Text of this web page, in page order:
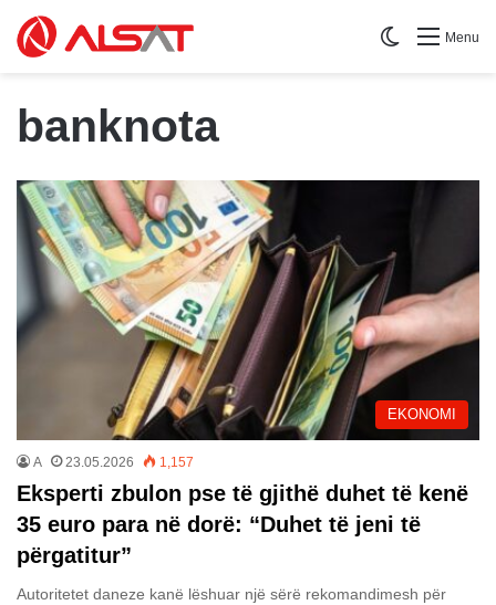
Menu
Switch skin
banknota
EKONOMI
A 23.05.2026 1,157
Eksperti zbulon pse të gjithë duhet të kenë
35 euro para në dorë: “Duhet të jeni të
përgatitur”
Autoritetet daneze kanë lëshuar një sërë rekomandimesh për